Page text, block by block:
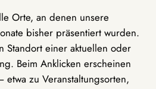
Orte, an denen unsere
bisher präsentiert wurden.
Standort einer aktuellen oder
Beim Anklicken erscheinen
zu Veranstaltungsorten,